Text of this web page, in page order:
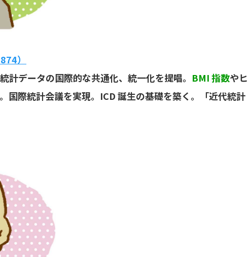
）
計データの国際的な共通化、統一化を提唱。 BMI 指数やヒ
国際統計会議を実現。ICD 誕生の基礎を築く。「近代統計